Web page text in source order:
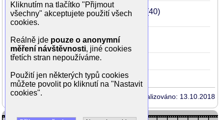
Wall Street: Peníze nikdy nespí2010
40
(New York Fed Chief)
Veřejní nepřátelé2009
39
(John 'Red' Hamilton)
2008
Aktualizováno: 13.10.2018
Kliknutím na tlačítko "Přijmout
všechny" akceptujete použití všech
cookies.
Reálně jde pouze o anonymní
měření návštěvnosti, jiné cookies
třetích stran nepoužíváme.
Použití jen některých typů cookies
můžete povolit po kliknutí na "Nastavit
cookies".